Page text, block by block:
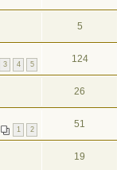
5
3 4 5 124
26
1 2 51
19